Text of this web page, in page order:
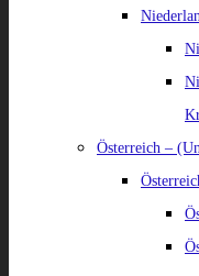
Österreich –